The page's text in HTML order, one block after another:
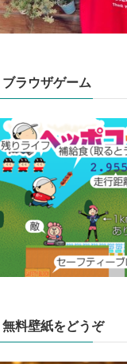
ブラウザゲーム
無料壁紙をどうぞ